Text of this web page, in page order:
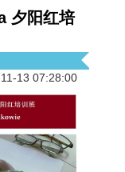
夕阳红培
13 07:28:00